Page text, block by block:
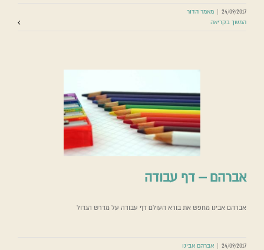
24/09/2017
| מאמר הדור
המשך בקריאה
אברהם – דף עבודה
אברהם אבינו מחפש את בורא העולם דף עבודה על מדרש הגדול
24/09/2017
| אברהם אבינו